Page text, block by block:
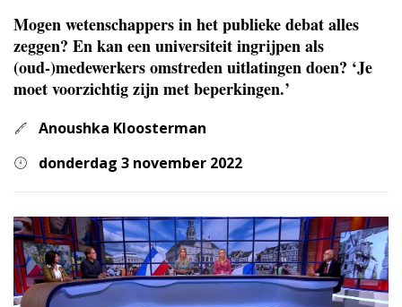
Mogen wetenschappers in het publieke debat alles
zeggen? En kan een universiteit ingrijpen als
(oud-)medewerkers omstreden uitlatingen doen? ‘Je
moet voorzichtig zijn met beperkingen.’
Anoushka Kloosterman
donderdag 3 november 2022